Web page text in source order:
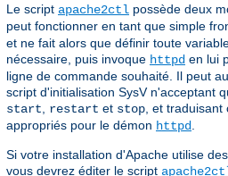
Le script apache2ctl possède deux
peut fonctionner en tant que simple
et ne fait alors que définir toute
nécessaire, puis invoque httpd en lui
ligne de commande souhaité. Il peut
script d'initialisation SysV n'acceptant
start
restart et stop , et
appropriés pour le démon httpd
Si votre installation d'Apache utilise
vous devrez éditer le script